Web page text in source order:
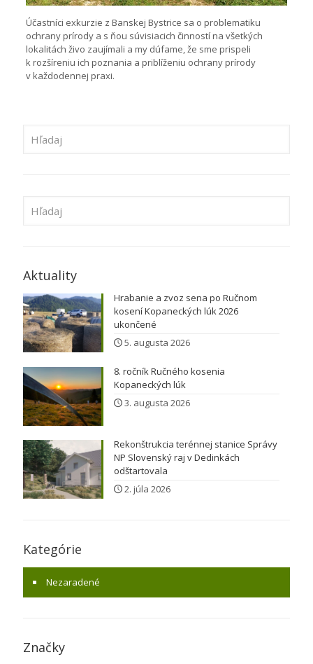
Účastníci exkurzie z Banskej Bystrice sa o problematiku
ochrany prírody a s ňou súvisiacich činností na všetkých
lokalitách živo zaujímali a my dúfame, že sme prispeli
k rozšíreniu ich poznania a priblíženiu ochrany prírody
v každodennej praxi.
Aktuality
Hrabanie a zvoz sena po Ručnom
kosení Kopaneckých lúk 2026
ukončené
5. augusta 2026
8. ročník Ručného kosenia
Kopaneckých lúk
3. augusta 2026
Rekonštrukcia terénnej stanice Správy
NP Slovenský raj v Dedinkách
odštartovala
2. júla 2026
Kategórie
Nezaradené
Značky